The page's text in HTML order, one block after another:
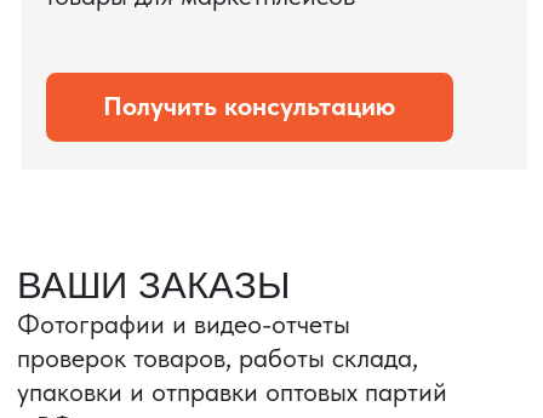
Портативные колонки
Колонка с шнуром
зарядным, без коробки
и ложемента (эвы).
Магнитная зарядка 3в1.
15w.
Комплект: устройство +
провод Type C.